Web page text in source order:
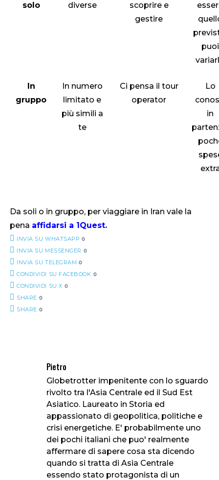
solo diverse
scoprire e
gestire
puoi
In
gruppo
In numero
limitato e
più simili a
te
Ci pensa il tour
operator
Lo
in
Da soli o in gruppo, per viaggiare in Iran vale la
pena affidarsi a 1Quest.
INVIA SU WHATSAPP 0
INVIA SU MESSENGER 0
INVIA SU TELEGRAM 0
CONDIVIDI SU FACEBOOK 0
CONDIVIDI SU X 0
SHARE 0
SHARE 0
Pietro
Globetrotter impenitente con lo sguardo
rivolto tra l'Asia Centrale ed il Sud Est
Asiatico. Laureato in Storia ed
appassionato di geopolitica, politiche e
crisi energetiche. E' probabilmente uno
dei pochi italiani che puo' realmente
affermare di sapere cosa sta dicendo
quando si tratta di Asia Centrale
essendo stato protagonista di un